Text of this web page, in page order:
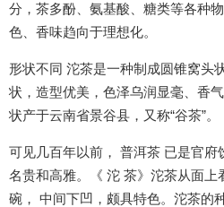
分，茶多酚、氨基酸、糖类等各种
色、香味趋向于理想化。
形状不同 沱茶是一种制成圆锥窝
状，造型优美，色泽乌润显毫、香
状产于云南省景谷县，又称“谷茶”。
可见几百年以前， 普洱茶 已是官府
名贵和高雅。《 沱 茶》沱茶从面
碗， 中间下凹，颇具特色。沱茶的